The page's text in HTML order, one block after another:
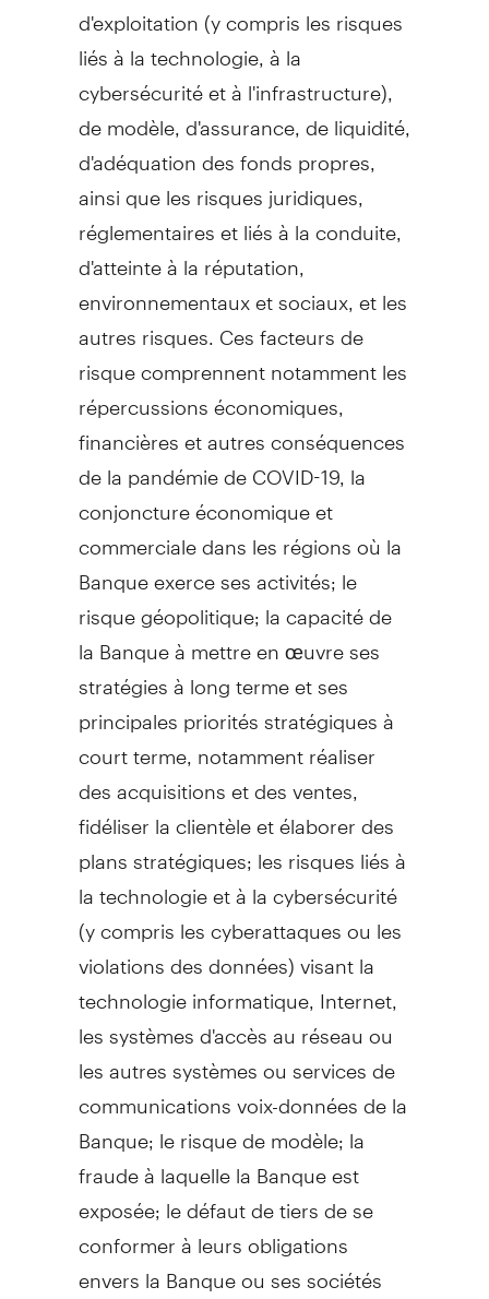
d'exploitation (y compris les risques
liés à la technologie, à la
cybersécurité et à l'infrastructure),
de modèle, d'assurance, de liquidité,
d'adéquation des fonds propres,
ainsi que les risques juridiques,
réglementaires et liés à la conduite,
d'atteinte à la réputation,
environnementaux et sociaux, et les
autres risques. Ces facteurs de
risque comprennent notamment les
répercussions économiques,
financières et autres conséquences
de la pandémie de COVID-19, la
conjoncture économique et
commerciale dans les régions où la
Banque exerce ses activités; le
risque géopolitique; la capacité de
la Banque à mettre en œuvre ses
stratégies à long terme et ses
principales priorités stratégiques à
court terme, notamment réaliser
des acquisitions et des ventes,
fidéliser la clientèle et élaborer des
plans stratégiques; les risques liés à
la technologie et à la cybersécurité
(y compris les cyberattaques ou les
violations des données) visant la
technologie informatique, Internet,
les systèmes d'accès au réseau ou
les autres systèmes ou services de
communications voix-données de la
Banque; le risque de modèle; la
fraude à laquelle la Banque est
exposée; le défaut de tiers de se
conformer à leurs obligations
envers la Banque ou ses sociétés